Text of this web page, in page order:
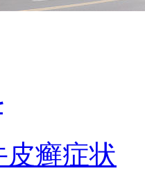
皮癣症状